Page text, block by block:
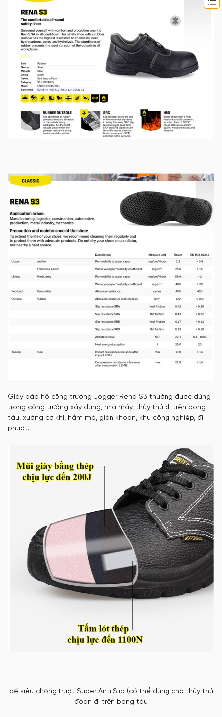
Giày bảo hộ công trường Jogger Rena S3 thường được dùng
trong công trường xây dựng, nhà máy, thủy thủ đi trên bong
tàu, xưởng cơ khí, hầm mỏ, giàn khoan, khu công nghiệp, đi
phượt.
đế siêu chống trượt Super Anti Slip (có thể dùng cho thủy thủ
đòan đi trên bong tàu